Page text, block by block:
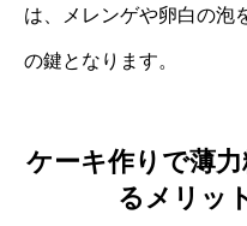
は、メレンゲや卵白の泡
の鍵となります。
ケーキ作りで薄
るメリッ